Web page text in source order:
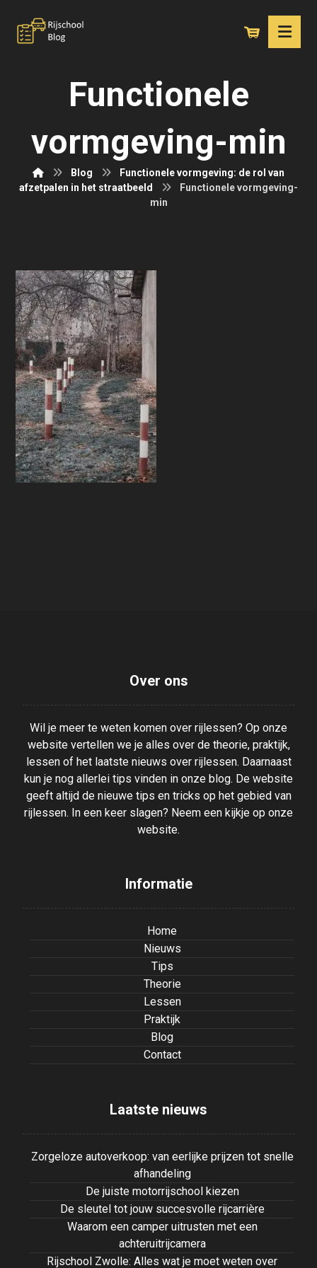
Functionele
vormgeving-min
Blog
Functionele vormgeving: de rol van
afzetpalen in het straatbeeld
Functionele vormgeving-
min
Over ons
Wil je meer te weten komen over rijlessen? Op onze
website vertellen we je alles over de theorie, praktijk,
lessen of het laatste nieuws over rijlessen. Daarnaast
kun je nog allerlei tips vinden in onze blog. De website
geeft altijd de nieuwe tips en tricks op het gebied van
rijlessen. In een keer slagen? Neem een kijkje op onze
website.
Informatie
Home
Nieuws
Tips
Theorie
Lessen
Praktijk
Blog
Contact
Laatste nieuws
Zorgeloze autoverkoop: van eerlijke prijzen tot snelle
afhandeling
De juiste motorrijschool kiezen
De sleutel tot jouw succesvolle rijcarrière
Waarom een camper uitrusten met een
achteruitrijcamera
Rijschool Zwolle: Alles wat je moet weten over